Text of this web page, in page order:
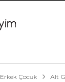
Erkek Çocuk Alt